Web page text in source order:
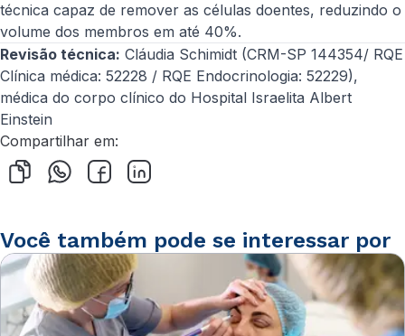
técnica capaz de remover as células doentes, reduzindo o
volume dos membros em até 40%.
Revisão técnica: Cláudia Schimidt (CRM-SP 144354/ RQE
Clínica médica: 52228 / RQE Endocrinologia: 52229),
médica do corpo clínico do Hospital Israelita Albert
Einstein
Compartilhar em:
Você também pode se interessar por